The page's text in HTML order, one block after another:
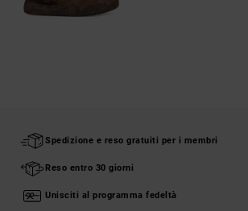
Spedizione e reso gratuiti per i membri
Reso entro 30 giorni
Unisciti al programma fedeltà